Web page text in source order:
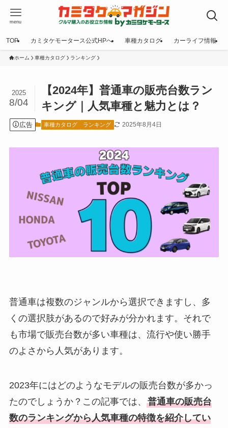
menu
TOP カミタケモータース公式HPへ 車種カタログ カーライフ情報
ホーム 車種カタログ ランキング
【2024年】普通車の販売台数ラン
キング｜人気車種と魅力とは？
2025
8/04
広告 車種カタログ ランキング 2025年8月4日
普通車は複数のジャンルから選択できますし、多
くの選択肢があるので好みが分かれます。それで
も市場で販売台数が多い車種は、流行や使い勝手
のよさから人気があります。
2023年にはどのようなモデルの販売台数が多かっ
たのでしょうか？この記事では、 普通車の販売台
数のランキングから人気車種の特徴を紹介してい